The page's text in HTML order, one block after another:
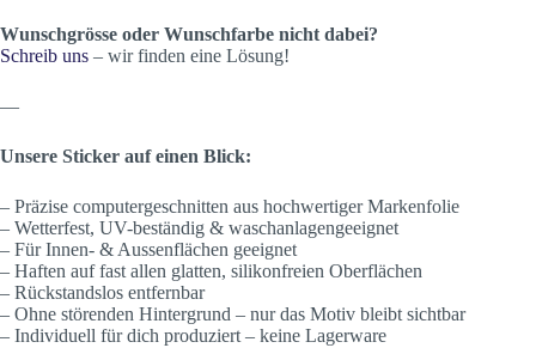
Wunschgrösse oder Wunschfarbe nicht dabei?
Schreib uns – wir finden eine Lösung!
—
Unsere Sticker auf einen Blick:
– Präzise computergeschnitten aus hochwertiger Markenfolie
– Wetterfest, UV-beständig & waschanlagengeeignet
– Für Innen- & Aussenflächen geeignet
– Haften auf fast allen glatten, silikonfreien Oberflächen
– Rückstandslos entfernbar
– Ohne störenden Hintergrund – nur das Motiv bleibt sichtbar
– Individuell für dich produziert – keine Lagerware